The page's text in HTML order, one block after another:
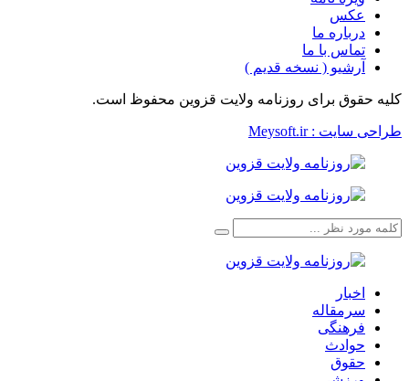
عکس
درباره ما
تماس با ما
آرشیو ( نسخه قدیم )
کلیه حقوق برای روزنامه ولایت قزوین محفوظ است.
طراحی سایت : Meysoft.ir
اخبار
سرمقاله
فرهنگی
حوادث
حقوق